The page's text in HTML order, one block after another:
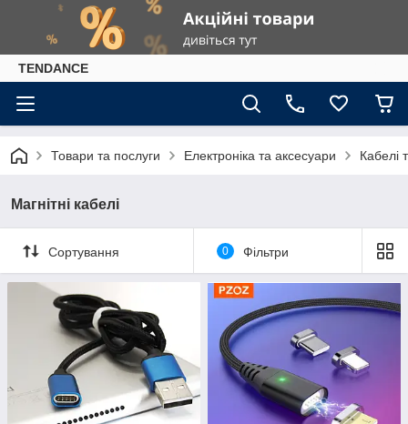
TENDANCE
Товари та послуги Електроніка та аксесуари Кабелі
Магнітні кабелі
Сортування 0 Фільтри